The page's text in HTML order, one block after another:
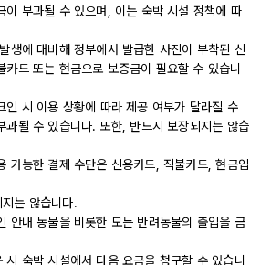
이 부과될 수 있으며, 이는 숙박 시설 정책에 따
생에 대비해 정부에서 발급한 사진이 부착된 신
카드 또는 현금으로 보증금이 필요할 수 있습니
인 시 이용 상황에 따라 제공 여부가 달라질 수
과될 수 있습니다. 또한, 반드시 보장되지는 않습
가능한 결제 수단은 신용카드, 직불카드, 현금입
는 않습니다.
안내 동물을 비롯한 모든 반려동물의 출입을 금
시 숙박 시설에서 다음 요금을 청구할 수 있습니